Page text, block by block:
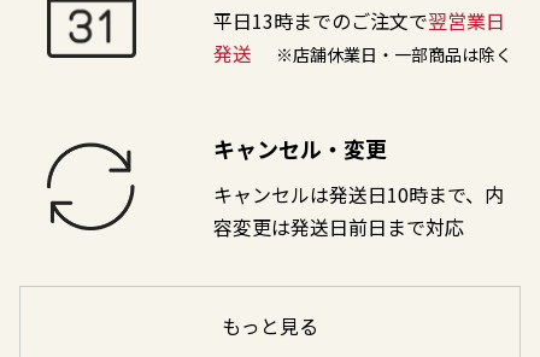
平日13時までのご注文で翌営業日
発送
※店舗休業日・一部商品は除く
キャンセル・変更
キャンセルは発送日10時まで、内
容変更は発送日前日まで対応
もっと見る